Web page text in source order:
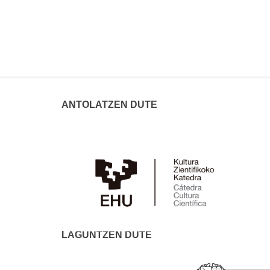
ANTOLATZEN DUTE
LAGUNTZEN DUTE